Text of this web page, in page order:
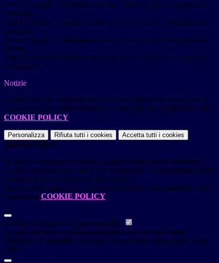
1^C LL lunedì 6 febbraio dalle ore 9:00 alle ore 11:00 (prof.ssa
Di Paolo)
1^B LL lunedì 6 febbraio dalle ore 12:05 alle ore 14:00 (prof.ssa
Fabbrini)
1^A LL luned' 13 febbraio dalle ore 8:00 alle ore 10:00 (prof.ssa
Nembi)
1^D LL lunedì 13 febbraio dalle ore 10:05 alle ore 11:55 (prof.ssa
Carmosino)
Notizie
Questo sito o gli strumenti terzi da questo utilizzati si avvalgono di
cookie necessari al funzionamento ed utili alle finalità illustrate nella
COOKIE POLICY.
Personalizza Rifiuta tutti i cookies Accetta tutti i cookies
Gestione cookie
In questa schermata è possibile scegliere quali cookie consentire.
I cookie necessari sono quelli che consentono il funzionamento della
piattaforma e non è possibile disabilitarli.
Per conoscere quali sono i cookie necessari al funzionamento potete
visionare la COOKIE POLICY.
Cookie necessari per il funzionamento
I cookie necessari per il funzionamento non possono essere
disabilitati. È possibile consultare l'elenco nella pagina della cookie
policy.